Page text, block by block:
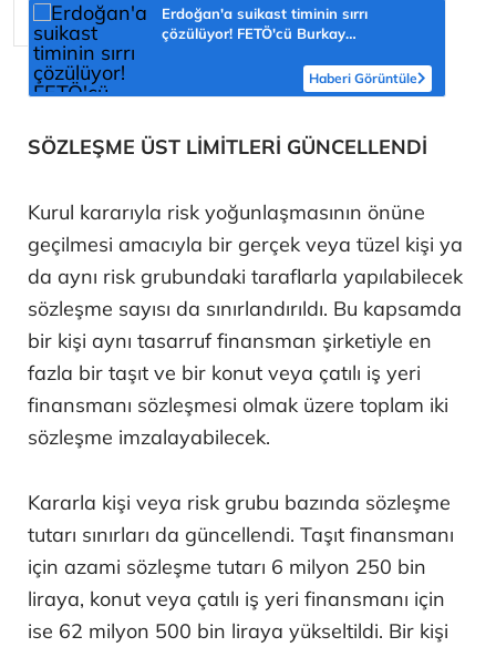
Erdoğan'a suikast timinin sırrı
çözülüyor! FETÖ'cü Burkay
Haberi Görüntüle
SÖZLEŞME ÜST LİMİTLERİ GÜNCELLENDİ
Kurul kararıyla risk yoğunlaşmasının önüne
geçilmesi amacıyla bir gerçek veya tüzel kişi ya
da aynı risk grubundaki taraflarla yapılabilecek
sözleşme sayısı da sınırlandırıldı. Bu kapsamda
bir kişi aynı tasarruf finansman şirketiyle en
fazla bir taşıt ve bir konut veya çatılı iş yeri
finansmanı sözleşmesi olmak üzere toplam iki
sözleşme imzalayabilecek.
Kararla kişi veya risk grubu bazında sözleşme
tutarı sınırları da güncellendi. Taşıt finansmanı
için azami sözleşme tutarı 6 milyon 250 bin
liraya, konut veya çatılı iş yeri finansmanı için
ise 62 milyon 500 bin liraya yükseltildi. Bir kişi